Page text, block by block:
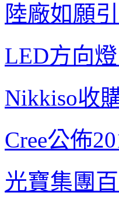
陸廠如願
LED方向
Nikkiso收
Cree公佈
光寶集團